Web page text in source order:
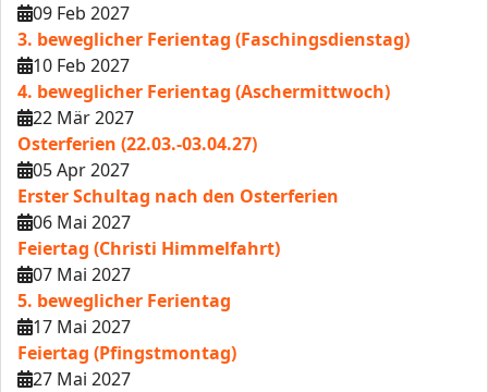
09 Feb 2027
3. beweglicher Ferientag (Faschingsdienstag)
10 Feb 2027
4. beweglicher Ferientag (Aschermittwoch)
22 Mär 2027
Osterferien (22.03.-03.04.27)
05 Apr 2027
Erster Schultag nach den Osterferien
06 Mai 2027
Feiertag (Christi Himmelfahrt)
07 Mai 2027
5. beweglicher Ferientag
17 Mai 2027
Feiertag (Pfingstmontag)
27 Mai 2027